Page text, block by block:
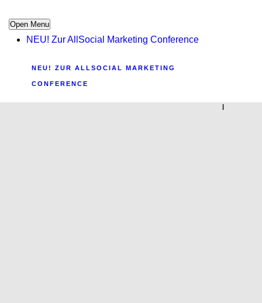
Open Menu
NEU! Zur AllSocial Marketing Conference
NEU! ZUR ALLSOCIAL MARKETING
CONFERENCE
|